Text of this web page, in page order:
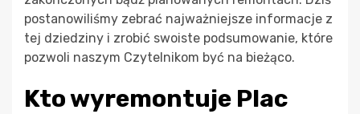
postanowiliśmy zebrać najważniejsze informacje z
tej dziedziny i zrobić swoiste podsumowanie, które
pozwoli naszym Czytelnikom być na bieżąco.
Kto wyremontuje Plac